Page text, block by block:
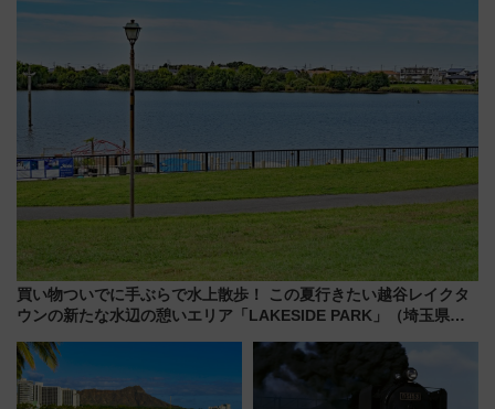
に
買い物ついでに手ぶらで水上散歩！ この夏行きたい越谷レイクタ
ウンの新たな水辺の憩いエリア「LAKESIDE PARK」（埼玉県越